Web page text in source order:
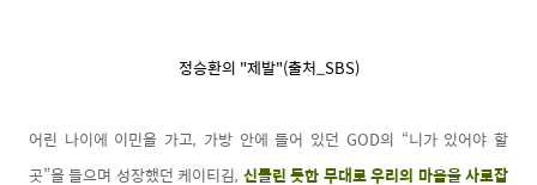
정승환의 "제발"(출처_SBS)
어린 나이에 이민을 가고, 가방 안에 들어 있던 GOD의 “니가 있어야 할
곳”을 들으며 성장했던 케이티김, 신들린 듯한 무대로 우리의 마음을 사로잡